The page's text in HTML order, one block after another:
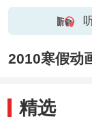
2010寒假动
精选